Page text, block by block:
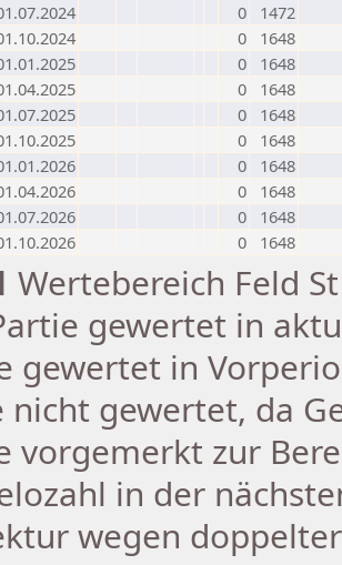
0
1472
0
1648
0
1648
0
1648
0
1648
0
1648
0
1648
0
1648
0
1648
0 1648
Wertebereich Feld
gewertet in
gewertet in
nicht gewertet, da
vorgemerkt zur
in der
wegen